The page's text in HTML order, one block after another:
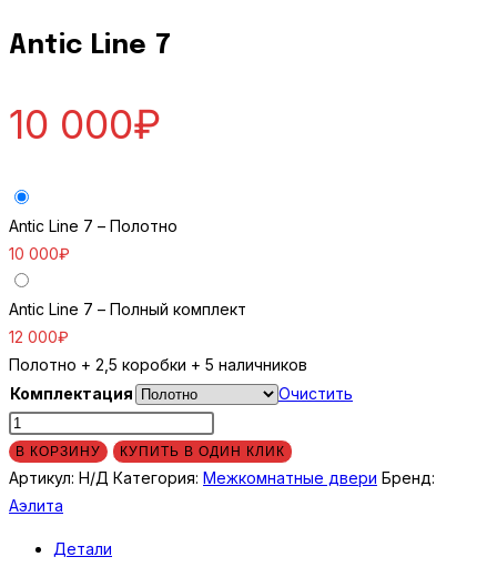
Antic Line 7
10 000₽
Antic Line 7 – Полотно
10 000₽
Antic Line 7 – Полный комплект
12 000₽
Полотно + 2,5 коробки + 5 наличников
Комплектация
Очистить
Количество
товара
Antic
Line
В КОРЗИНУ КУПИТЬ В ОДИН КЛИК
Артикул: Н/Д Категория: Межкомнатные двери Бренд:
Аэлита
Детали